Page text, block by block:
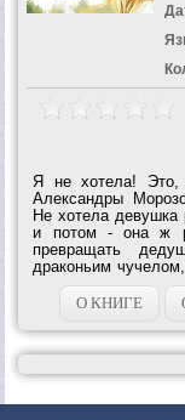
Я не хотела! Это,
Александры
Не хотела девушка
и потом - она ж
превращать
драконьим
само как-то
виноваты....
О КНИГЕ